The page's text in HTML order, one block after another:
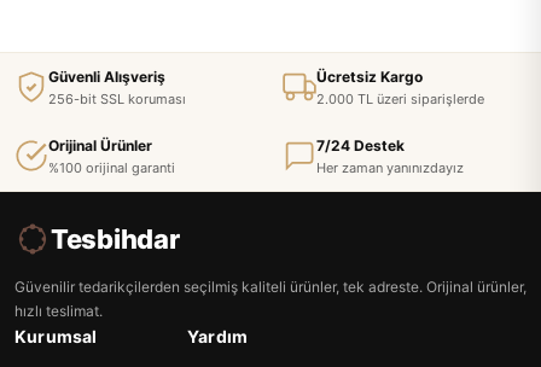
Güvenli Alışveriş
256-bit SSL koruması
Ücretsiz Kargo
2.000 TL üzeri siparişlerde
Orijinal Ürünler
%100 orijinal garanti
7/24 Destek
Her zaman yanınızdayız
Tesbihdar
Güvenilir tedarikçilerden seçilmiş kaliteli ürünler, tek adreste. Orijinal ürünler,
hızlı teslimat.
Kurumsal Yardım